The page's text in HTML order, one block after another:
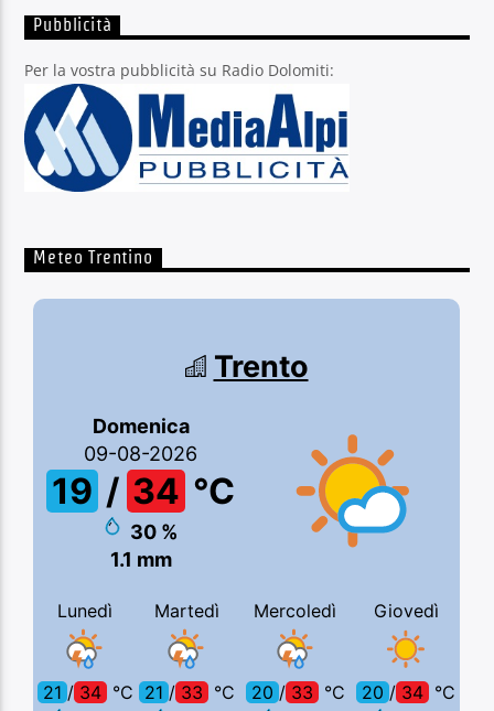
Pubblicità
Per la vostra pubblicità su Radio Dolomiti:
Meteo Trentino